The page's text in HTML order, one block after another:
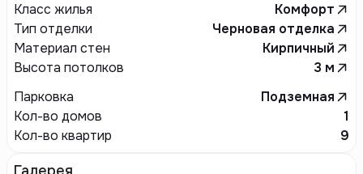
Класс жилья
Комфорт
Тип отделки
Черновая отделка
Материал стен
Кирпичный
Высота потолков
3 м
Парковка
Подземная
Кол-во домов
1
Кол-во квартир
9